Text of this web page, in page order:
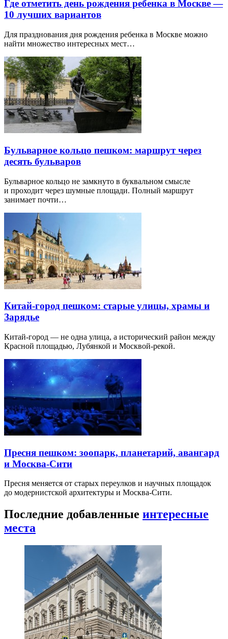
Где отметить день рождения ребенка в Москве —
10 лучших вариантов
Для празднования дня рождения ребенка в Москве можно
найти множество интересных мест…
Бульварное кольцо пешком: маршрут через
десять бульваров
Бульварное кольцо не замкнуто в буквальном смысле
и проходит через шумные площади. Полный маршрут
занимает почти…
Китай-город пешком: старые улицы, храмы и
Зарядье
Китай-город — не одна улица, а исторический район между
Красной площадью, Лубянкой и Москвой-рекой.
Пресня пешком: зоопарк, планетарий, авангард
и Москва-Сити
Пресня меняется от старых переулков и научных площадок
до модернистской архитектуры и Москва-Сити.
Последние добавленные интересные
места